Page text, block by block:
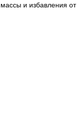
и избавления от